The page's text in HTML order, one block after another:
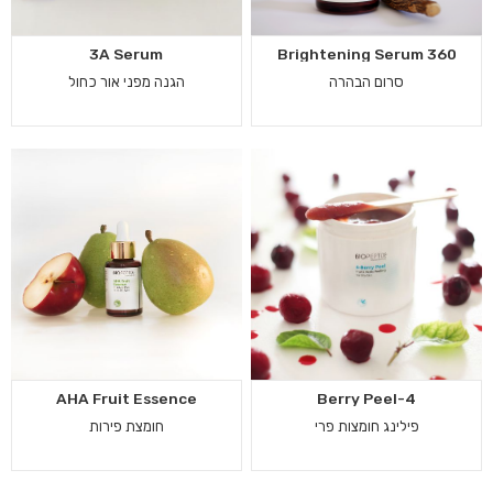
360 Brightening Serum
סרום הבהרה
3A Serum
הגנה מפני אור כחול
4-Berry Peel
פילינג חומצות פרי
AHA Fruit Essence
חומצת פירות